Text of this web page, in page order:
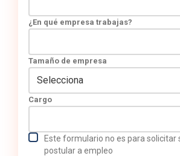
¿En qué empresa trabajas?
Tamaño de empresa
Cargo
Este formulario no es para solicitar
postular a empleo